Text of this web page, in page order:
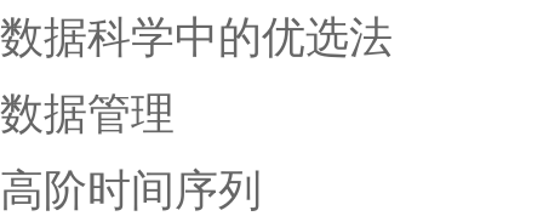
数据科学中的优选法
数据管理
高阶时间序列